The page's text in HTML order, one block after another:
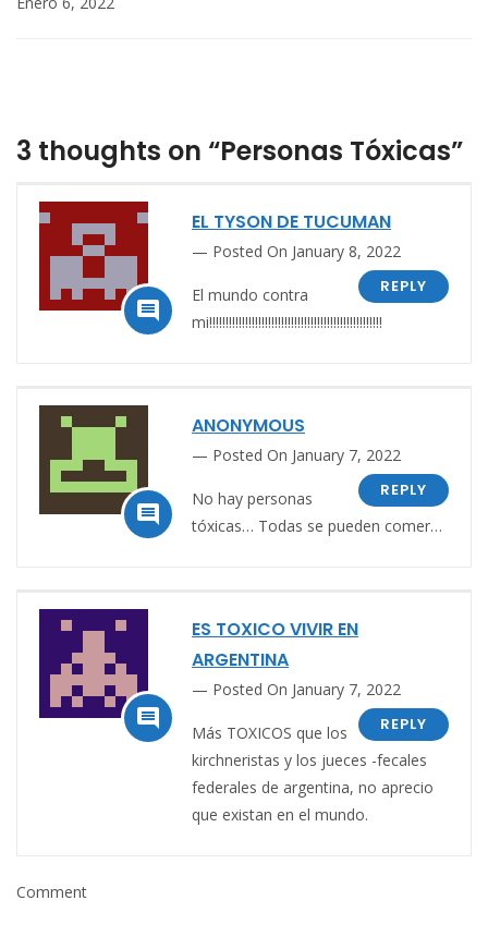
3 thoughts on “Personas Tóxicas”

EL TYSON DE TUCUMAN
Posted On January 8, 2022
REPLY
El mundo contra
mi!!!!!!!!!!!!!!!!!!!!!!!!!!!!!!!!!!!!!!!!!!!!!!!!!!!!!

ANONYMOUS
Posted On January 7, 2022
REPLY
No hay personas
tóxicas… Todas se pueden comer…

ES TOXICO VIVIR EN
ARGENTINA
Posted On January 7, 2022
REPLY
Más TOXICOS que los
kirchneristas y los jueces -fecales
federales de argentina, no aprecio
que existan en el mundo.
Comment